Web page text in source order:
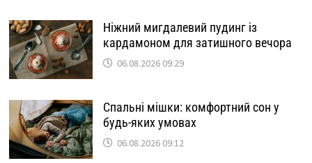
Ніжний мигдалевий пудинг із
кардамоном для затишного вечора
06.08.2026 09:29
Спальні мішки: комфортний сон у
будь-яких умовах
06.08.2026 09:12